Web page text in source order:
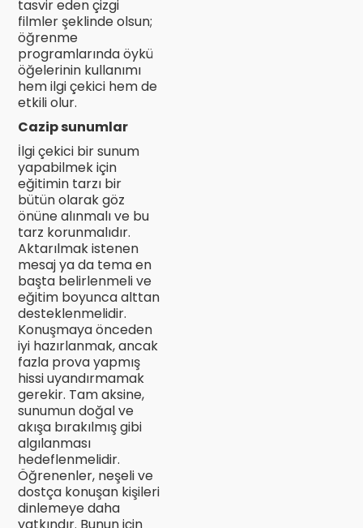
tasvir eden çizgi
filmler şeklinde olsun;
öğrenme
programlarında öykü
öğelerinin kullanımı
hem ilgi çekici hem de
etkili olur.
Cazip sunumlar
İlgi çekici bir sunum
yapabilmek için
eğitimin tarzı bir
bütün olarak göz
önüne alınmalı ve bu
tarz korunmalıdır.
Aktarılmak istenen
mesaj ya da tema en
başta belirlenmeli ve
eğitim boyunca alttan
desteklenmelidir.
Konuşmaya önceden
iyi hazırlanmak, ancak
fazla prova yapmış
hissi uyandırmamak
gerekir. Tam aksine,
sunumun doğal ve
akışa bırakılmış gibi
algılanması
hedeflenmelidir.
Öğrenenler, neşeli ve
dostça konuşan kişileri
dinlemeye daha